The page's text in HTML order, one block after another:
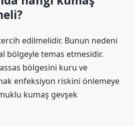
edilmelidir. Bunun nedeni
bölgeyle temas etmesidir.
bölgesini kuru ve
enfeksiyon riskini önlemeye
kumaş gevşek